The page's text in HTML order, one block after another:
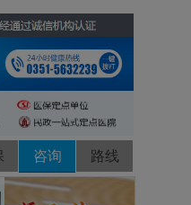
咨询 路线